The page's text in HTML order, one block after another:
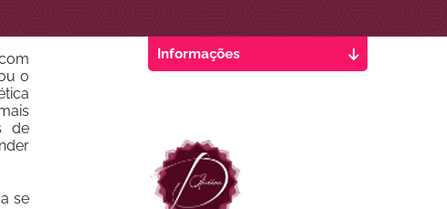
o
de
se
Informações